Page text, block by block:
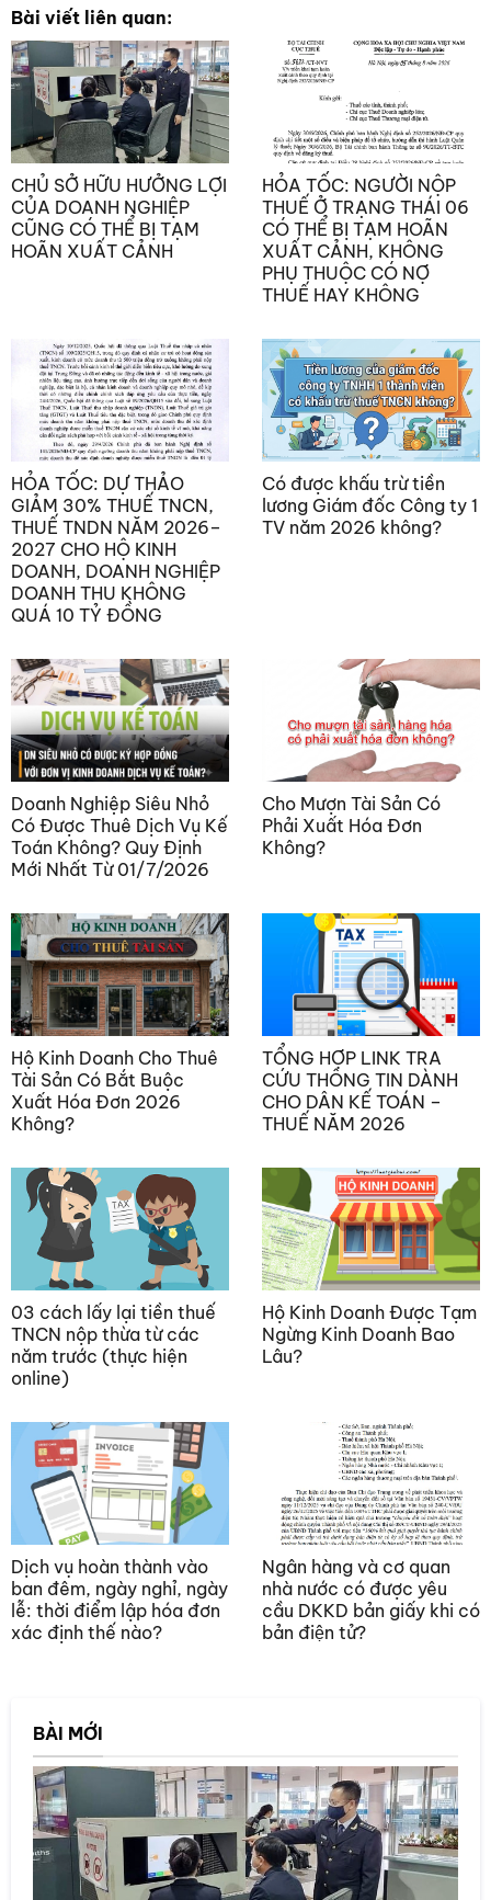
Bài viết liên quan:
CHỦ SỞ HỮU HƯỞNG LỢI
CỦA DOANH NGHIỆP
CŨNG CÓ THỂ BỊ TẠM
HOÃN XUẤT CẢNH
HỎA TỐC: NGƯỜI NỘP
THUẾ Ở TRẠNG THÁI 06
CÓ THỂ BỊ TẠM HOÃN
XUẤT CẢNH, KHÔNG
PHỤ THUỘC CÓ NỢ
THUẾ HAY KHÔNG
HỎA TỐC: DỰ THẢO
GIẢM 30% THUẾ TNCN,
THUẾ TNDN NĂM 2026–
2027 CHO HỘ KINH
DOANH, DOANH NGHIỆP
DOANH THU KHÔNG
QUÁ 10 TỶ ĐỒNG
Có được khấu trừ tiền
lương Giám đốc Công ty 1
TV năm 2026 không?
Doanh Nghiệp Siêu Nhỏ
Có Được Thuê Dịch Vụ Kế
Toán Không? Quy Định
Mới Nhất Từ 01/7/2026
Cho Mượn Tài Sản Có
Phải Xuất Hóa Đơn
Không?
Hộ Kinh Doanh Cho Thuê
Tài Sản Có Bắt Buộc
Xuất Hóa Đơn 2026
Không?
TỔNG HỢP LINK TRA
CỨU THÔNG TIN DÀNH
CHO DÂN KẾ TOÁN –
THUẾ NĂM 2026
03 cách lấy lại tiền thuế
TNCN nộp thừa từ các
năm trước (thực hiện
online)
Hộ Kinh Doanh Được Tạm
Ngừng Kinh Doanh Bao
Lâu?
Dịch vụ hoàn thành vào
ban đêm, ngày nghỉ, ngày
lễ: thời điểm lập hóa đơn
xác định thế nào?
Ngân hàng và cơ quan
nhà nước có được yêu
cầu DKKD bản giấy khi có
bản điện tử?
BÀI MỚI